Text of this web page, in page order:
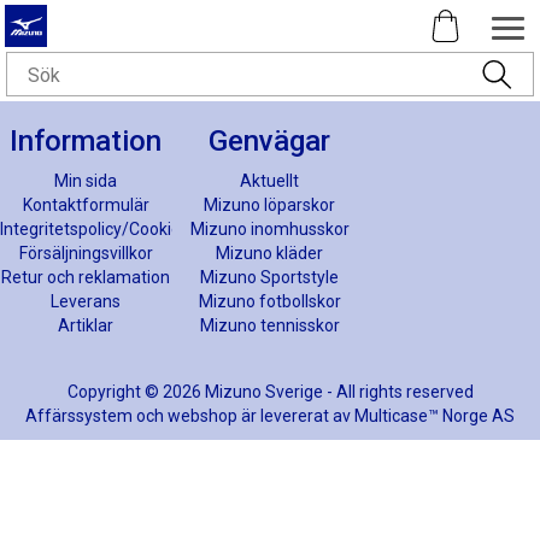
Information
Min sida
Kontaktformulär
Integritetspolicy/Cookies
Försäljningsvillkor
Retur och reklamation
Leverans
Artiklar
Genvägar
Aktuellt
Mizuno löparskor
Mizuno inomhusskor
Mizuno kläder
Mizuno Sportstyle
Mizuno fotbollskor
Mizuno tennisskor
Copyright © 2026 Mizuno Sverige - All rights reserved
Affärssystem och webshop är levererat av Multicase™ Norge AS